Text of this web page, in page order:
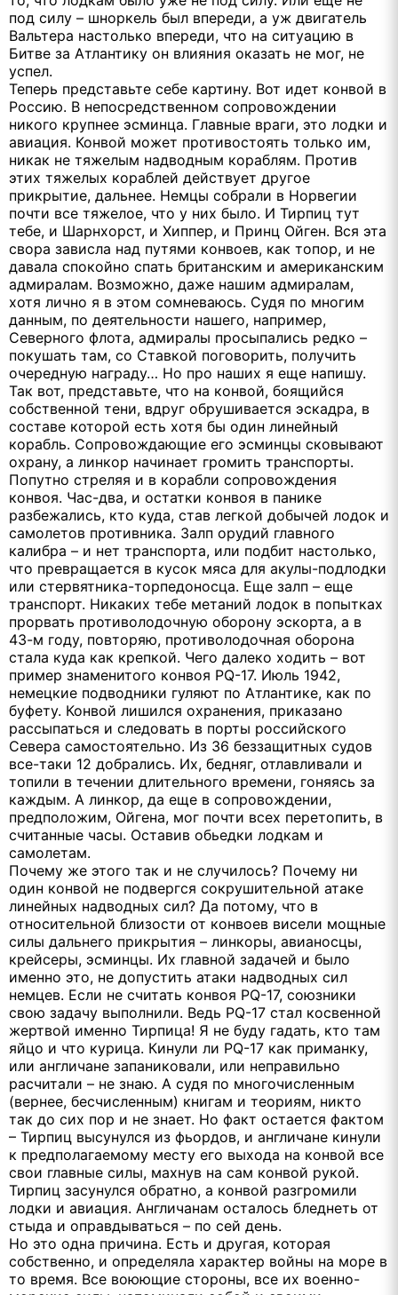
под силу – шноркель был впереди, а уж двигатель
Вальтера настолько впереди, что на ситуацию в
Битве за Атлантику он влияния оказать не мог, не
успел.
Теперь представьте себе картину. Вот идет конвой в
Россию. В непосредственном сопровождении
никого крупнее эсминца. Главные враги, это лодки и
авиация. Конвой может противостоять только им,
никак не тяжелым надводным кораблям. Против
этих тяжелых кораблей действует другое
прикрытие, дальнее. Немцы собрали в Норвегии
почти все тяжелое, что у них было. И Тирпиц тут
тебе, и Шарнхорст, и Хиппер, и Принц Ойген. Вся эта
свора зависла над путями конвоев, как топор, и не
давала спокойно спать британским и американским
адмиралам. Возможно, даже нашим адмиралам,
хотя лично я в этом сомневаюсь. Судя по многим
данным, по деятельности нашего, например,
Северного флота, адмиралы просыпались редко –
покушать там, со Ставкой поговорить, получить
очередную награду… Но про наших я еще напишу.
Так вот, представьте, что на конвой, боящийся
собственной тени, вдруг обрушивается эскадра, в
составе которой есть хотя бы один линейный
корабль. Сопровождающие его эсминцы сковывают
охрану, а линкор начинает громить транспорты.
Попутно стреляя и в корабли сопровождения
конвоя. Час-два, и остатки конвоя в панике
разбежались, кто куда, став легкой добычей лодок и
самолетов противника. Залп орудий главного
калибра – и нет транспорта, или подбит настолько,
что превращается в кусок мяса для акулы-подлодки
или стервятника-торпедоносца. Еще залп – еще
транспорт. Никаких тебе метаний лодок в попытках
прорвать противолодочную оборону эскорта, а в
43-м году, повторяю, противолодочная оборона
стала куда как крепкой. Чего далеко ходить – вот
пример знаменитого конвоя PQ-17. Июль 1942,
немецкие подводники гуляют по Атлантике, как по
буфету. Конвой лишился охранения, приказано
рассыпаться и следовать в порты российского
Севера самостоятельно. Из 36 беззащитных судов
все-таки 12 добрались. Их, бедняг, отлавливали и
топили в течении длительного времени, гоняясь за
каждым. А линкор, да еще в сопровождении,
предположим, Ойгена, мог почти всех перетопить, в
считанные часы. Оставив обьедки лодкам и
самолетам.
Почему же этого так и не случилось? Почему ни
один конвой не подвергся сокрушительной атаке
линейных надводных сил? Да потому, что в
относительной близости от конвоев висели мощные
силы дальнего прикрытия – линкоры, авианосцы,
крейсеры, эсминцы. Их главной задачей и было
именно это, не допустить атаки надводных сил
немцев. Если не считать конвоя PQ-17, союзники
свою задачу выполнили. Ведь PQ-17 стал косвенной
жертвой именно Тирпица! Я не буду гадать, кто там
яйцо и что курица. Кинули ли PQ-17 как приманку,
или англичане запаниковали, или неправильно
расчитали – не знаю. А судя по многочисленным
(вернее, бесчисленным) книгам и теориям, никто
так до сих пор и не знает. Но факт остается фактом
– Тирпиц высунулся из фьордов, и англичане кинули
к предполагаемому месту его выхода на конвой все
свои главные силы, махнув на сам конвой рукой.
Тирпиц засунулся обратно, а конвой разгромили
лодки и авиация. Англичанам осталось бледнеть от
стыда и оправдываться – по сей день.
Но это одна причина. Есть и другая, которая
собственно, и определяла характер войны на море в
то время. Все воюющие стороны, все их военно-